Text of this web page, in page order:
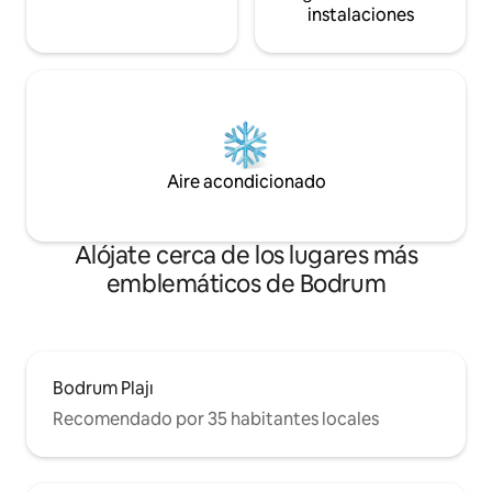
instalaciones
Aire acondicionado
Alójate cerca de los lugares más
emblemáticos de Bodrum
Bodrum Plajı
Recomendado por 35 habitantes locales